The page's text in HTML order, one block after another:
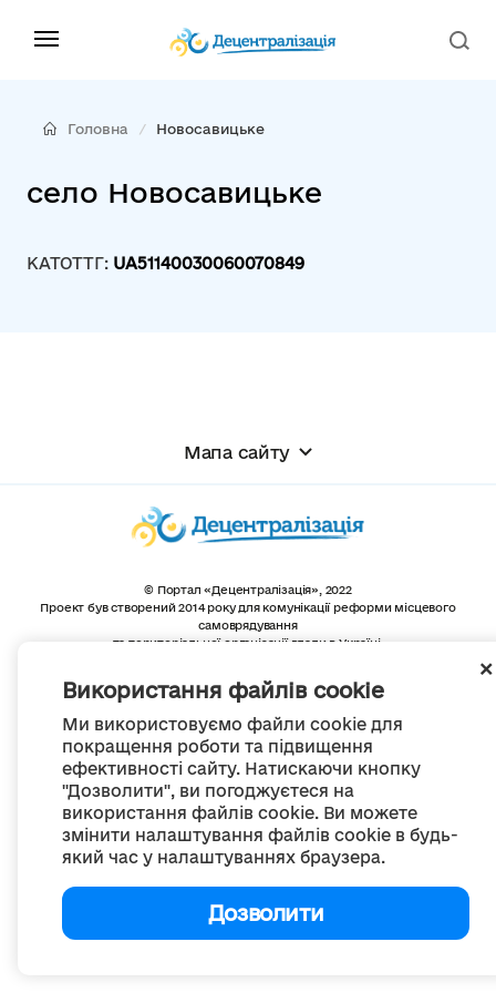
Використання файлів cookie
Ми використовуємо файли cookie для
покращення роботи та підвищення
ефективності сайту. Натискаючи кнопку
"Дозволити", ви погоджуєтеся на
використання файлів cookie. Ви можете
змінити налаштування файлів cookie в будь-
який час у налаштуваннях браузера.
Дозволити
Головна Новосавицьке
село Новосавицьке
КАТОТТГ: UA51140030060070849
Мапа сайту
© Портал «Децентралізація», 2022
Проект був створений 2014 року для комунікації реформи місцевого
самоврядування
та територіальної організації влади в Україні.
Весь контент доступний за ліцензією
Creative Commons Attribution 4.0 International license,
якщо не зазначено інше